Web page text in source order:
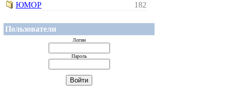
ЮМОР
182
Пользователи
Логин
Пароль